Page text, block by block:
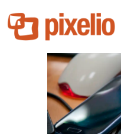
JoergBrinckheger